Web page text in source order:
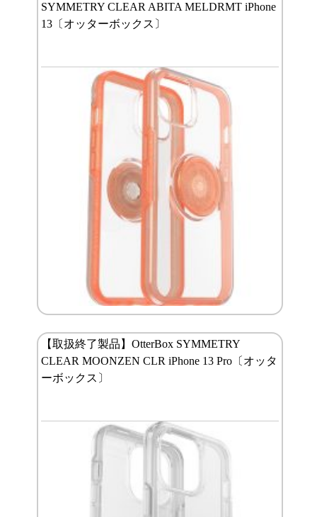
SYMMETRY CLEAR ABITA MELDRMT iPhone
13〔オッターボックス〕
【取扱終了製品】OtterBox SYMMETRY
CLEAR MOONZEN CLR iPhone 13 Pro〔オッタ
ーボックス〕